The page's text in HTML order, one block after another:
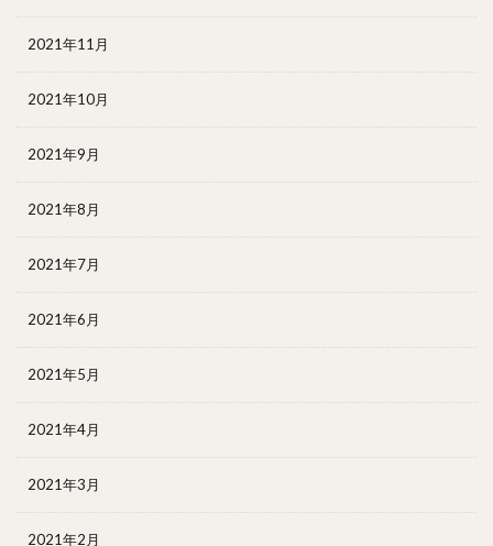
2021年11月
2021年10月
2021年9月
2021年8月
2021年7月
2021年6月
2021年5月
2021年4月
2021年3月
2021年2月